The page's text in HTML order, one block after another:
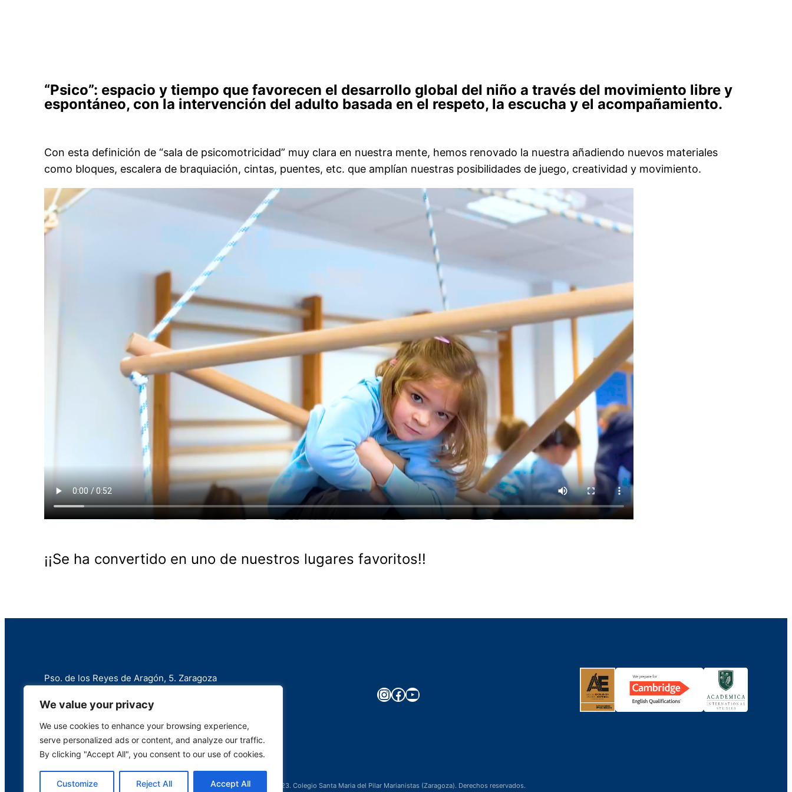
We value your privacy
We use cookies to enhance your browsing experience,
serve personalized ads or content, and analyze our traffic.
By clicking "Accept All", you consent to our use of cookies.
Customize Reject All Accept All
“Psico”: espacio y tiempo que favorecen el desarrollo global del niño a través del movimiento libre y
espontáneo, con la intervención del adulto basada en el respeto, la escucha y el acompañamiento.
Con esta definición de “sala de psicomotricidad” muy clara en nuestra mente, hemos renovado la nuestra añadiendo nuevos materiales
como bloques, escalera de braquiación, cintas, puentes, etc. que amplían nuestras posibilidades de juego, creatividad y movimiento.
¡¡Se ha convertido en uno de nuestros lugares favoritos!!
Pso. de los Reyes de Aragón, 5. Zaragoza
Instagram
Facebook
YouTube
©2023. Colegio Santa Maria del Pilar Marianistas (Zaragoza). Derechos reservados.